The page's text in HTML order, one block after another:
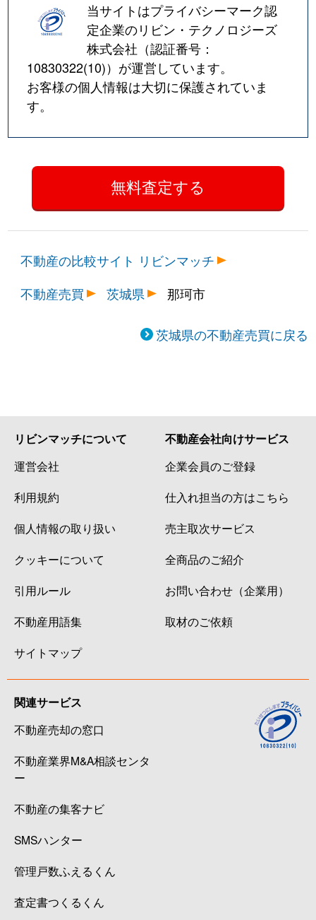
当サイトはプライバシーマーク認
定企業のリビン・テクノロジーズ
株式会社（認証番号：
10830322(10)）が運営しています。
お客様の個人情報は大切に保護されていま
す。
不動産の比較サイト リビンマッチ
不動産売買
茨城県 那珂市
茨城県の不動産売買に戻る
リビンマッチについて
運営会社
利用規約
個人情報の取り扱い
クッキーについて
引用ルール
不動産用語集
サイトマップ
不動産会社向けサービス
企業会員のご登録
仕入れ担当の方はこちら
売主取次サービス
全商品のご紹介
お問い合わせ（企業用）
取材のご依頼
関連サービス
不動産売却の窓口
不動産業界M&A相談センタ
ー
不動産の集客ナビ
SMSハンター
管理戸数ふえるくん
査定書つくるくん